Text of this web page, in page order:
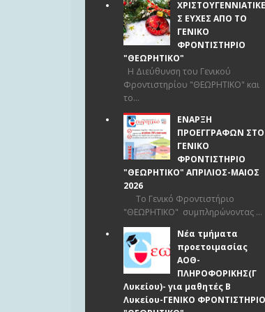
ΧΡΙΣΤΟΥΓΕΝΝΙΑΤΙΚΕ
Σ ΕΥΧΕΣ ΑΠΟ ΤΟ
ΓΕΝΙΚΟ
ΦΡΟΝΤΙΣΤΗΡΙΟ
"ΘΕΩΡΗΤΙΚΟ"
Η Διεύθυνση του Γενικού
Φροντιστηρίου "ΘΕΩΡΗΤΙΚΟ" και
το...
ΕΝΑΡΞΗ
ΠΡΟΕΓΓΡΑΦΩΝ ΣΤΟ
ΓΕΝΙΚΟ
ΦΡΟΝΤΙΣΤΗΡΙΟ
"ΘΕΩΡΗΤΙΚΟ" ΑΠΡΙΛΙΟΣ-ΜΑΙΟΣ
2026
Το Γενικό Φροντιστήριο
"ΘΕΩΡΗΤΙΚΟ" συμπληρώνοντας ...
Νέα τμήματα
προετοιμασίας
ΑΟΘ-
ΠΛΗΡΟΦΟΡΙΚΗΣ(Γ
Λυκείου)- για μαθητές Β
Λυκείου-ΓΕΝΙΚΟ ΦΡΟΝΤΙΣΤΗΡΙΟ